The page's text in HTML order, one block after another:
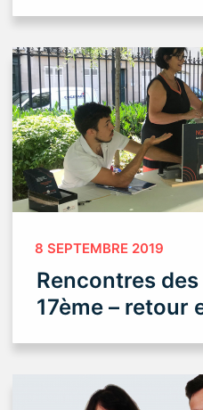
8 SEPTEMBRE 2019
Rencontres
17ème – retour